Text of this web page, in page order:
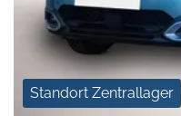
Standort Zentrallager